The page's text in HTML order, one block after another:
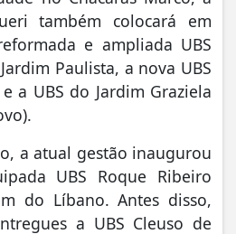
também colocará em
e ampliada UBS
Paulista, a nova UBS
a UBS do Jardim Graziela
a atual gestão inaugurou
UBS Roque Ribeiro
do Líbano. Antes disso,
a UBS Cleuso de